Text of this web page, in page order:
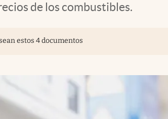
de los combustibles.
estos 4 documentos